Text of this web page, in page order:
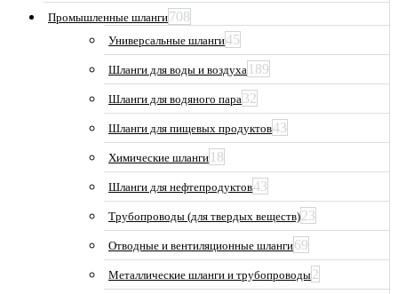
Промышленные шланги708
Универсальные шланги45
Шланги для воды и воздуха 189
Шланги для водяного пара32
Шланги для пищевых продуктов43
Химические шланги 18
Шланги для нефтепродуктов43
Трубопроводы (для твердых веществ)23
Отводные и вентиляционные шланги69
Металлические шланги и трубопроводы2